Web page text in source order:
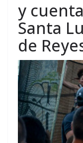
y
Santa
de